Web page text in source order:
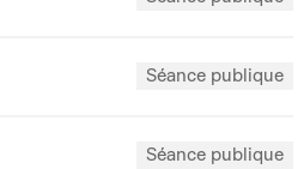
Séance publique
Séance publique